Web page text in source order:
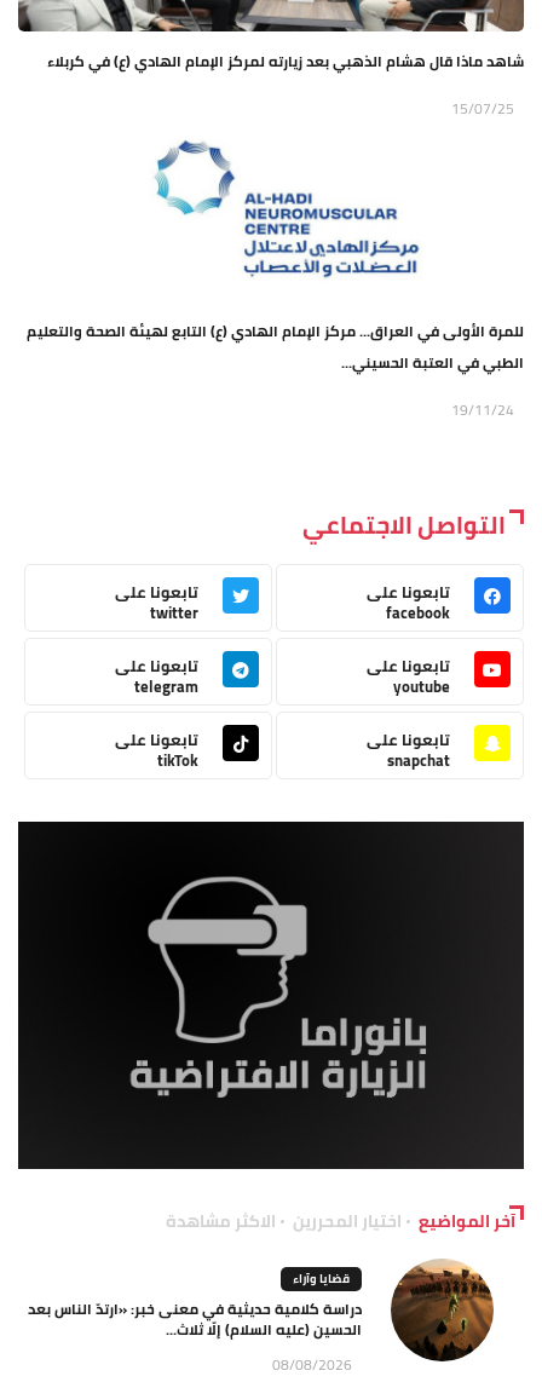
شاهد ماذا قال هشام الذهبي بعد زيارته لمركز الإمام الهادي (ع) في كربلاء
15/07/25
للمرة الأولى في العراق... مركز الإمام الهادي (ع) التابع لهيئة الصحة والتعليم
الطبي في العتبة الحسيني...
19/11/24
التواصل الاجتماعي
تابعونا على
facebook
تابعونا على
twitter
تابعونا على
youtube
تابعونا على
telegram
تابعونا على
snapchat
تابعونا على
tikTok
آخر المواضيع اختيار المحررين الاكثر مشاهدة
قضايا وآراء
دراسة كلامية حديثية في معنى خبر: «ارتدّ الناس بعد
الحسين (عليه السلام) إلّا ثلاث...
08/08/2026